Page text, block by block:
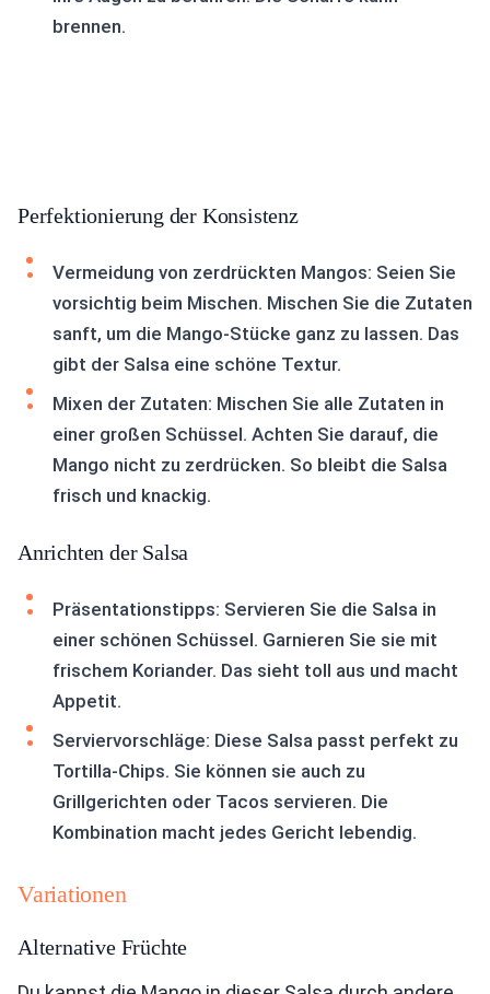
brennen.
Perfektionierung der Konsistenz
Vermeidung von zerdrückten Mangos: Seien Sie
vorsichtig beim Mischen. Mischen Sie die Zutaten
sanft, um die Mango-Stücke ganz zu lassen. Das
gibt der Salsa eine schöne Textur.
Mixen der Zutaten: Mischen Sie alle Zutaten in
einer großen Schüssel. Achten Sie darauf, die
Mango nicht zu zerdrücken. So bleibt die Salsa
frisch und knackig.
Anrichten der Salsa
Präsentationstipps: Servieren Sie die Salsa in
einer schönen Schüssel. Garnieren Sie sie mit
frischem Koriander. Das sieht toll aus und macht
Appetit.
Serviervorschläge: Diese Salsa passt perfekt zu
Tortilla-Chips. Sie können sie auch zu
Grillgerichten oder Tacos servieren. Die
Kombination macht jedes Gericht lebendig.
Variationen
Alternative Früchte